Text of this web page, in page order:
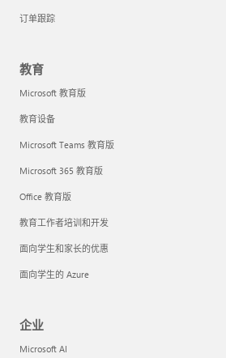
订单跟踪
教育
Microsoft 教育版
教育设备
Microsoft Teams 教育版
Microsoft 365 教育版
Office 教育版
教育工作者培训和开发
面向学生和家长的优惠
面向学生的 Azure
企业
Microsoft AI